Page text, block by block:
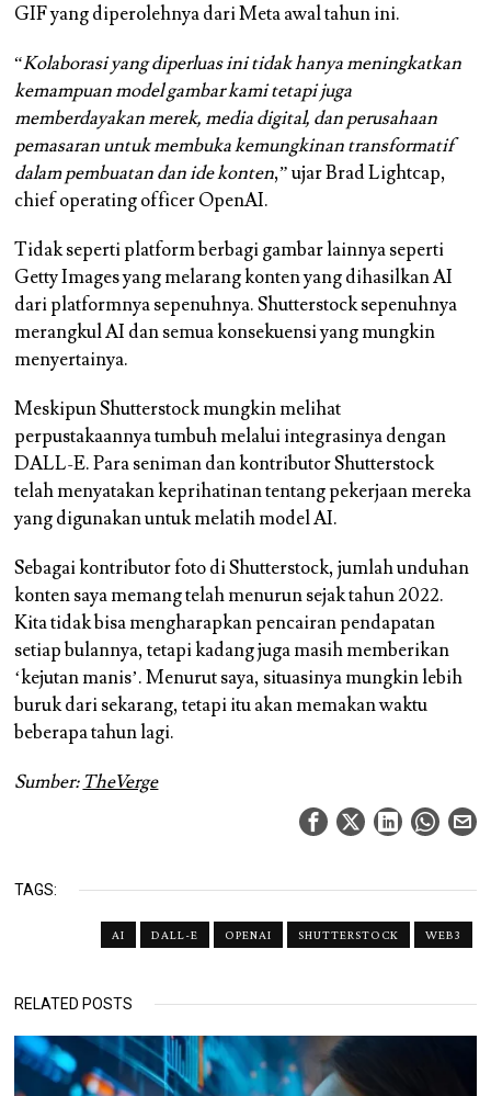
GIF yang diperolehnya dari Meta awal tahun ini.
“Kolaborasi yang diperluas ini tidak hanya meningkatkan
kemampuan model gambar kami tetapi juga
memberdayakan merek, media digital, dan perusahaan
pemasaran untuk membuka kemungkinan transformatif
dalam pembuatan dan ide konten,” ujar Brad Lightcap,
chief operating officer OpenAI.
Tidak seperti platform berbagi gambar lainnya seperti
Getty Images yang melarang konten yang dihasilkan AI
dari platformnya sepenuhnya. Shutterstock sepenuhnya
merangkul AI dan semua konsekuensi yang mungkin
menyertainya.
Meskipun Shutterstock mungkin melihat
perpustakaannya tumbuh melalui integrasinya dengan
DALL-E. Para seniman dan kontributor Shutterstock
telah menyatakan keprihatinan tentang pekerjaan mereka
yang digunakan untuk melatih model AI.
Sebagai kontributor foto di Shutterstock, jumlah unduhan
konten saya memang telah menurun sejak tahun 2022.
Kita tidak bisa mengharapkan pencairan pendapatan
setiap bulannya, tetapi kadang juga masih memberikan
‘kejutan manis’. Menurut saya, situasinya mungkin lebih
buruk dari sekarang, tetapi itu akan memakan waktu
beberapa tahun lagi.
Sumber: TheVerge
TAGS:
AI DALL-E OPENAI SHUTTERSTOCK WEB3
RELATED POSTS